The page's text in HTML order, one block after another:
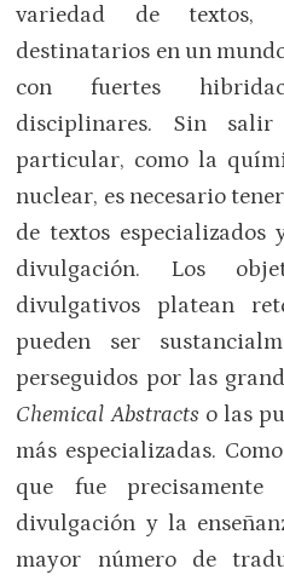
variedad de textos,
destinatarios en un
con fuertes
disciplinares. Sin
particular, como la
nuclear, es necesario
de textos especializados
divulgación. Los
divulgativos platean
pueden ser
perseguidos por las
Chemical Abstracts o las
más especializadas.
que fue
divulgación y la
mayor número de